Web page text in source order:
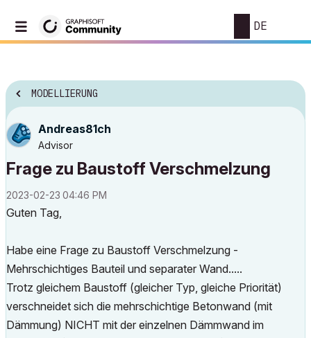
DE
MODELLIERUNG
Andreas81ch
Advisor
Frage zu Baustoff Verschmelzung
‎2023-02-23 04:46 PM
Guten Tag,
Habe eine Frage zu Baustoff Verschmelzung -
Mehrschichtiges Bauteil und separater Wand.....
Trotz gleichem Baustoff (gleicher Typ, gleiche Priorität)
verschneidet sich die mehrschichtige Betonwand (mit
Dämmung) NICHT mit der einzelnen Dämmwand im